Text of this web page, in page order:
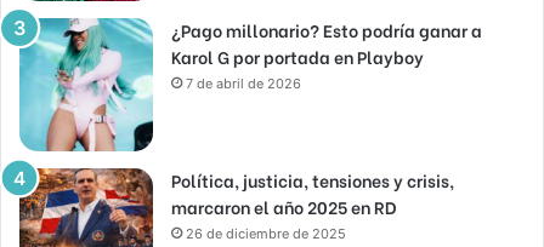
¿Pago millonario? Esto podría ganar a
Karol G por portada en Playboy
7 de abril de 2026
Política, justicia, tensiones y crisis,
marcaron el año 2025 en RD
26 de diciembre de 2025